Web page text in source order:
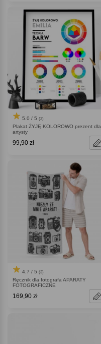
5.0 / 5 (2)
Plakat ŻYJĘ KOLOROWO prezent dla
artysty
99,90 zł
4.7 / 5 (3)
Ręcznik dla fotografa APARATY
FOTOGRAFICZNE
169,90 zł